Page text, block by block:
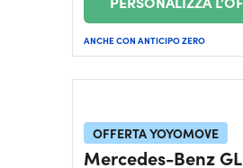
ANCHE CON ANTICIPO ZERO
OFFERTA YOYOMOVE
Mercedes-Benz